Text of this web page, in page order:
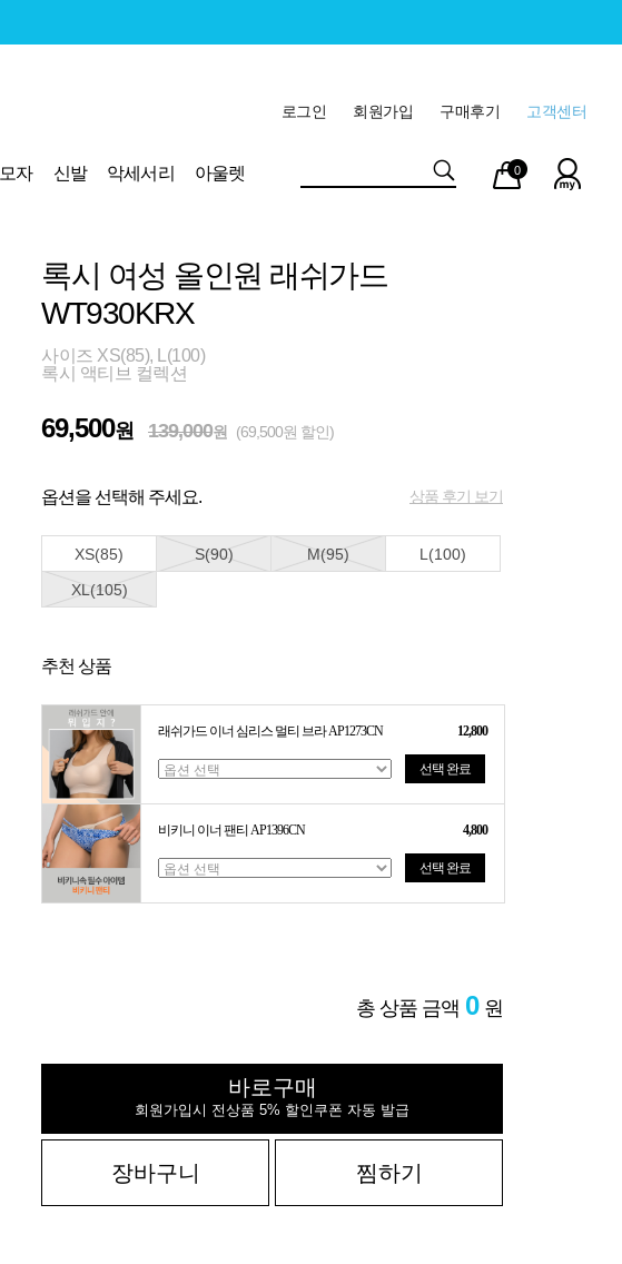
고객센터
구매후기
회원가입
로그인
모자 신발 악세서리
아울렛
마이
페이
장바
구니
0
록시 여성 올인원 래쉬가드
WT930KRX
사이즈 XS(85), L(100)
록시 액티브 컬렉션
69,500원 139,000원 (69,500원 할인)
옵션을 선택해 주세요. 상품 후기 보기
XS(85) S(90) M(95)
L(100)
XL(105)
추천 상품
래쉬가드 이너 심리스 멀티 브라 AP1273CN 12,800
선택 완료
비키니 이너 팬티 AP1396CN 4,800
선택 완료
총 상품 금액 0 원
바로구매
회원가입시 전상품 5% 할인쿠폰 자동 발급
장바구니 찜하기